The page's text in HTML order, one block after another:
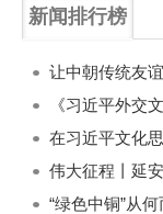
新闻排行榜
《习近平外交
“绿色中铜”从